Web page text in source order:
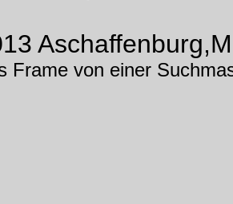
Frame von einer